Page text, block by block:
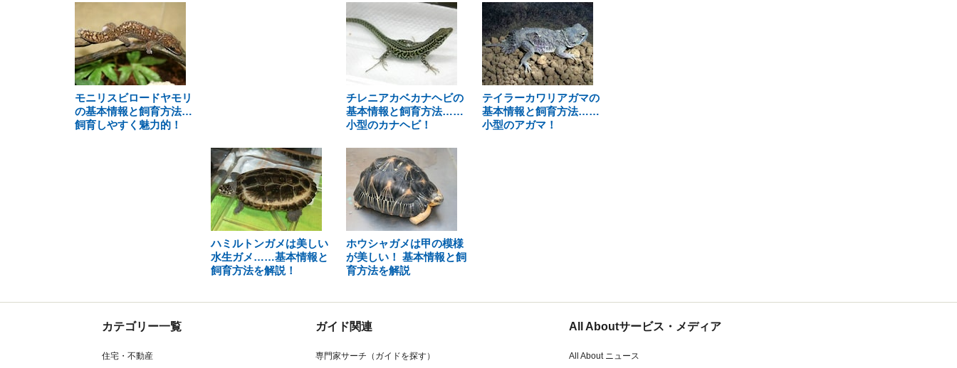
モニリスビロードヤモリ
の基本情報と飼育方法…
飼育しやすく魅力的！
チレニアカベカナヘビの
基本情報と飼育方法……
小型のカナヘビ！
テイラーカワリアガマの
基本情報と飼育方法……
小型のアガマ！
ハミルトンガメは美しい
水生ガメ……基本情報と
飼育方法を解説！
ホウシャガメは甲の模様
が美しい！ 基本情報と飼
育方法を解説
カテゴリー一覧
住宅・不動産
ガイド関連
専門家サーチ（ガイドを探す）
All Aboutサービス・メディア
All About ニュース